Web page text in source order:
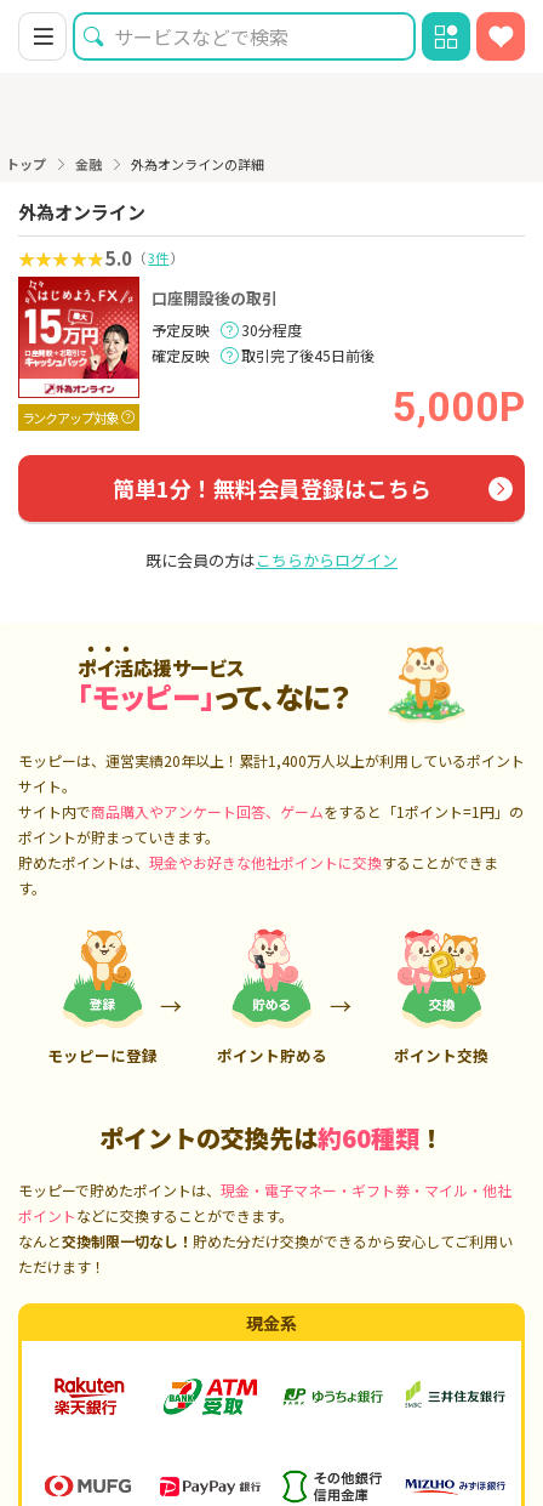
トップ 金融 外為オンラインの詳細
外為オンライン
5.0 （3件）
ランクアップ対象
口座開設後の取引
予定反映
30分程度
確定反映
取引完了後45日前後
5,000P
簡単1分！無料会員登録はこちら
既に会員の方はこちらからログイン
ポイ活応援サービス
「モッピー」って、なに？
モッピーは、運営実績20年以上！累計1,400万人以上が利用しているポイント
サイト。
サイト内で商品購入やアンケート回答、ゲームをすると「1ポイント=1円」の
ポイントが貯まっていきます。
貯めたポイントは、 現金やお好きな他社ポイントに交換することができま
す。
モッピーに登録 ポイント貯める ポイント交換
ポイントの交換先は約60種類 ！
モッピーで貯めたポイントは、 現金・電子マネー・ギフト券・マイル・他社
ポイントなどに交換することができます。
なんと交換制限一切なし！ 貯めた分だけ交換ができるから安心してご利用い
ただけます！
現金系